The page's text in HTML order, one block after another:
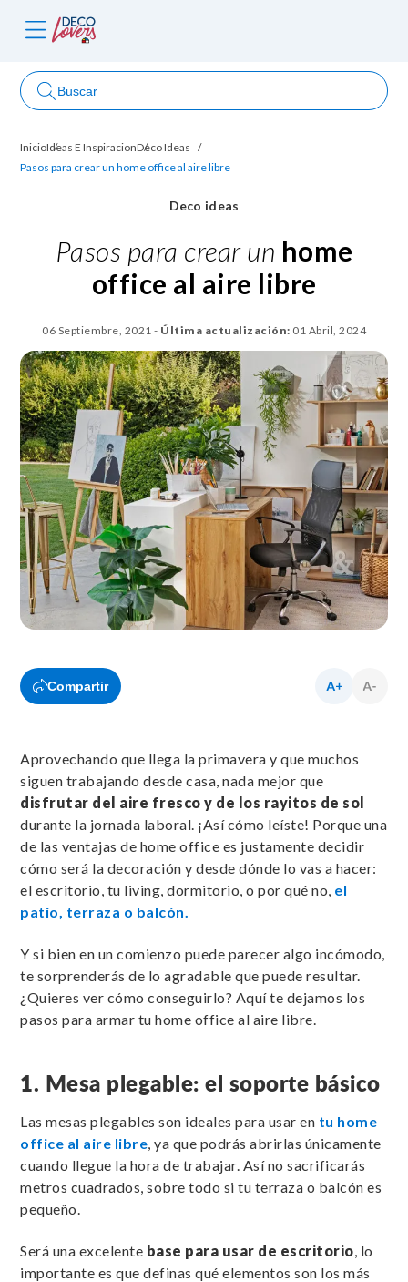
Buscar
InicioIdeas E InspiracionDeco Ideas
Pasos para crear un home office al aire libre
Deco ideas
Pasos para crear un home
office al aire libre
06 Septiembre, 2021 - Última actualización: 01 Abril, 2024
Compartir
Aprovechando que llega la primavera y que muchos
siguen trabajando desde casa, nada mejor que
disfrutar del aire fresco y de los rayitos de sol
durante la jornada laboral. ¡Así cómo leíste! Porque una
de las ventajas de home office es justamente decidir
cómo será la decoración y desde dónde lo vas a hacer:
el escritorio, tu living, dormitorio, o por qué no, el
patio, terraza o balcón.
Y si bien en un comienzo puede parecer algo incómodo,
te sorprenderás de lo agradable que puede resultar.
¿Quieres ver cómo conseguirlo? Aquí te dejamos los
pasos para armar tu home office al aire libre.
1. Mesa plegable: el soporte básico
Las mesas plegables son ideales para usar en tu home
office al aire libre, ya que podrás abrirlas únicamente
cuando llegue la hora de trabajar. Así no sacrificarás
metros cuadrados, sobre todo si tu terraza o balcón es
pequeño.
Será una excelente base para usar de escritorio, lo
importante es que definas qué elementos son los más